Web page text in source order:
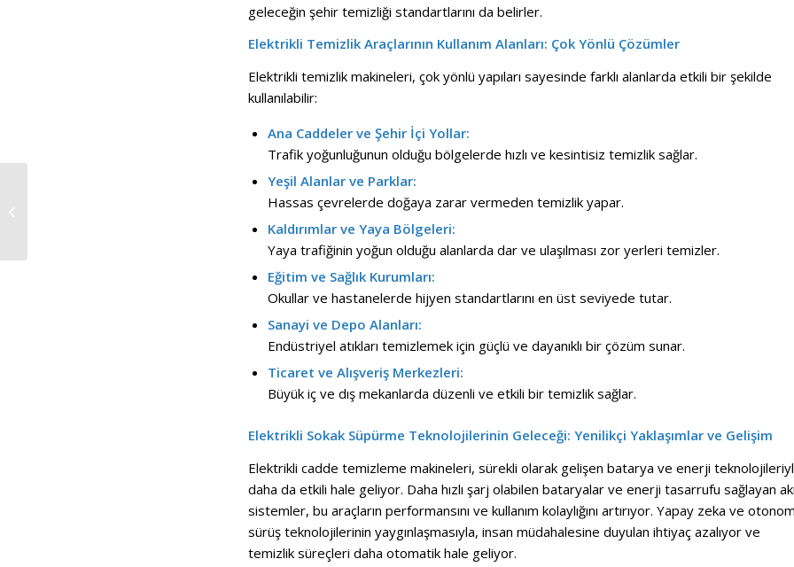
geleceğin şehir temizliği standartlarını da belirler.
Elektrikli Temizlik Araçlarının Kullanım Alanları: Çok Yönlü Çözümler
Elektrikli temizlik makineleri, çok yönlü yapıları sayesinde farklı alanlarda etkili bir şekilde
kullanılabilir:
Ana Caddeler ve Şehir İçi Yollar:
Trafik yoğunluğunun olduğu bölgelerde hızlı ve kesintisiz temizlik sağlar.
Yeşil Alanlar ve Parklar:
Hassas çevrelerde doğaya zarar vermeden temizlik yapar.
Kaldırımlar ve Yaya Bölgeleri:
Yaya trafiğinin yoğun olduğu alanlarda dar ve ulaşılması zor yerleri temizler.
Eğitim ve Sağlık Kurumları:
Okullar ve hastanelerde hijyen standartlarını en üst seviyede tutar.
Sanayi ve Depo Alanları:
Endüstriyel atıkları temizlemek için güçlü ve dayanıklı bir çözüm sunar.
Ticaret ve Alışveriş Merkezleri:
Büyük iç ve dış mekanlarda düzenli ve etkili bir temizlik sağlar.
Elektrikli Sokak Süpürme Teknolojilerinin Geleceği: Yenilikçi Yaklaşımlar ve Gelişim
Elektrikli cadde temizleme makineleri, sürekli olarak gelişen batarya ve enerji
daha da etkili hale geliyor. Daha hızlı şarj olabilen bataryalar ve enerji tasarrufu sağlayan
sistemler, bu araçların performansını ve kullanım kolaylığını artırıyor. Yapay zeka ve otonom
sürüş teknolojilerinin yaygınlaşmasıyla, insan müdahalesine duyulan ihtiyaç azalıyor ve
temizlik süreçleri daha otomatik hale geliyor.